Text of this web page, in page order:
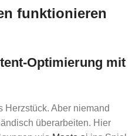
funktionieren
Optimierung mit
Herzstück. Aber niemand
überarbeiten. Hier